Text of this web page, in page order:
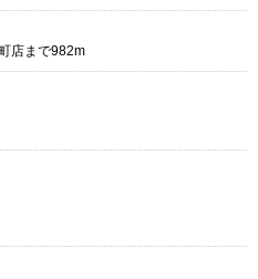
店まで982m